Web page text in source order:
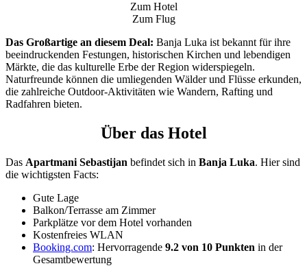
Zum Hotel
Zum Flug
Das Großartige an diesem Deal: Banja Luka ist bekannt für ihre
beeindruckenden Festungen, historischen Kirchen und lebendigen
Märkte, die das kulturelle Erbe der Region widerspiegeln.
Naturfreunde können die umliegenden Wälder und Flüsse erkunden,
die zahlreiche Outdoor-Aktivitäten wie Wandern, Rafting und
Radfahren bieten.
Über das Hotel
Das Apartmani Sebastijan befindet sich in Banja Luka. Hier sind
die wichtigsten Facts:
Gute Lage
Balkon/Terrasse am Zimmer
Parkplätze vor dem Hotel vorhanden
Kostenfreies WLAN
Booking.com: Hervorragende 9.2 von 10 Punkten in der
Gesamtbewertung